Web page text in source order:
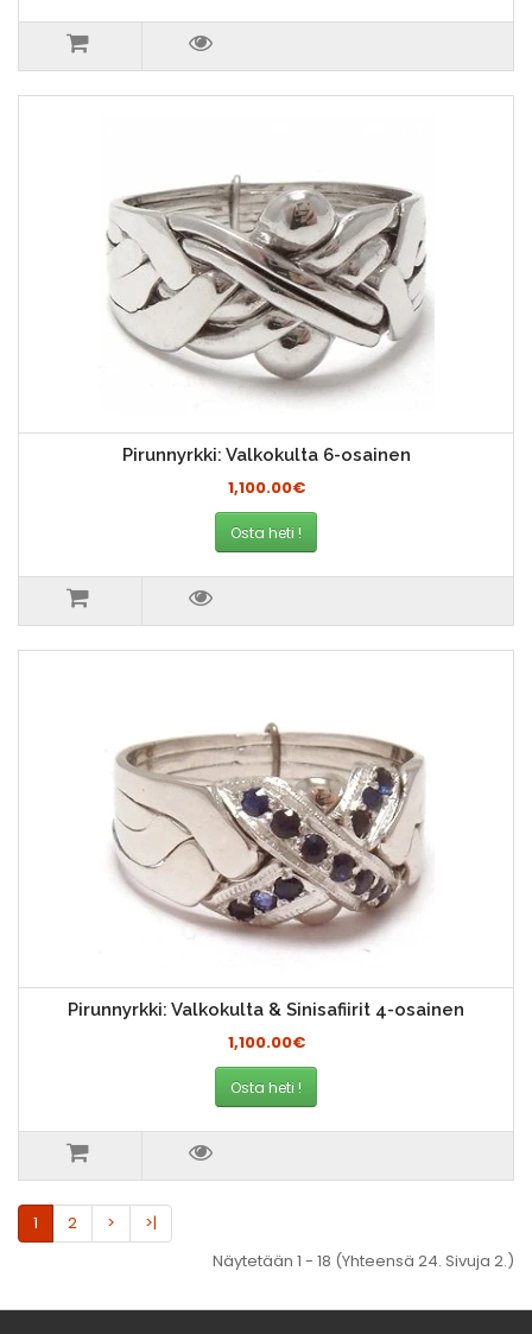
Pirunnyrkki: Valkokulta 6-osainen
1,100.00€
Osta heti !
Pirunnyrkki: Valkokulta & Sinisafiirit 4-osainen
1,100.00€
Osta heti !
1 2 >
>|
Näytetään 1 - 18 (Yhteensä 24. Sivuja 2.)